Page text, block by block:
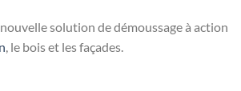
solution de démoussage à action
, le bois et les façades.